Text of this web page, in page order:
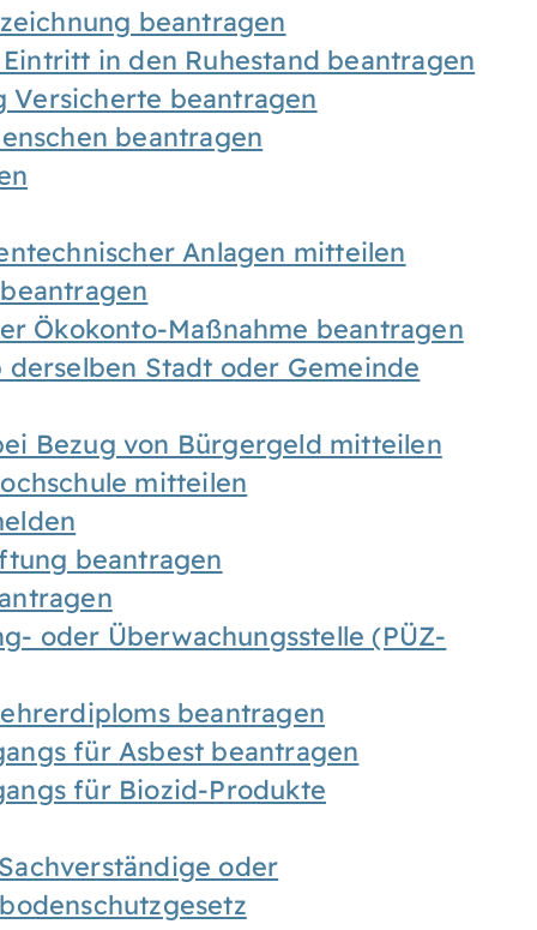
beantragen
in den Ruhestand beantragen
Versicherte beantragen
beantragen
Anlagen mitteilen
Ökokonto-Maßnahme beantragen
Stadt oder Gemeinde
Bezug von Bürgergeld mitteilen
mitteilen
beantragen
oder Überwachungsstelle (PÜZ-
beantragen
für Asbest beantragen
für Biozid-Produkte
oder